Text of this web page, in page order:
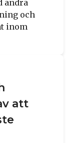
andra
och
inom
att